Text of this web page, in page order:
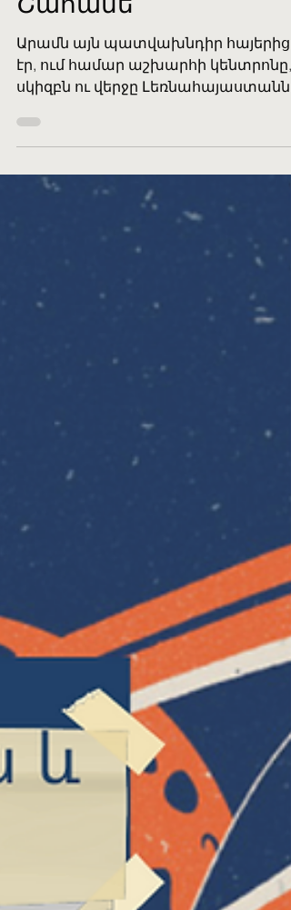
Apr 26, 2024 12 min read
#Արմկոն2023
«Վահագն», հեղինակ՝
Շահանե
էր, ում համար աշխարհի կենտրոնը,
սկիզբն ու վերջը Լեռնահայաստանն
էր։ Անխախտելի, անքննելի միակ
օրենքը մինչև վերջին շունչը ծառայել
խոնարհել միայն Աստծո տաճարում,
սուրբ խորանի առաջ ու Բարձրյալի
հայրենասերը չէր կարող հանդուրժել,
որ համագյուղացիները ֆիդային
ասեին կամ ծիծաղեին, ինչ է Աստված
պարգև արել։ Ինչ անեին խեղճերը,